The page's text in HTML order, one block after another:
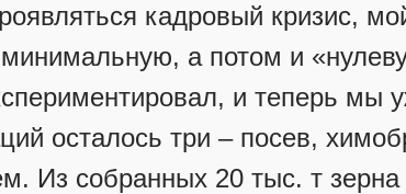
кадровый кризис,
а потом и
и теперь мы
осталось три – посев,
Из собранных 20 тыс. т зерна